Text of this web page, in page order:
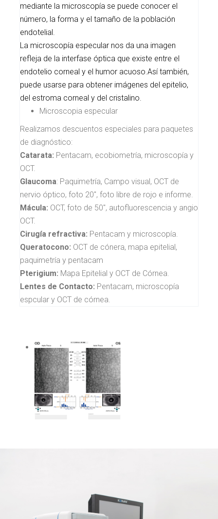
mediante la microscopía se puede conocer el
número, la forma y el tamaño de la población
endotelial.
La microscopía especular nos da una imagen
refleja de la interfase óptica que existe entre el
endotelio corneal y el humor acuoso.Así también,
puede usarse para obtener imágenes del epitelio,
del estroma corneal y del cristalino.
Microscopia especular
Realizamos descuentos especiales para paquetes
de diagnóstico:
Catarata: Pentacam, ecobiometría, microscopía y
OCT.
Glaucoma: Paquimetría, Campo visual, OCT de
nervio óptico, foto 20", foto libre de rojo e informe.
Mácula: OCT, foto de 50", autofluorescencia y angio
OCT.
Cirugía refractiva: Pentacam y microscopía.
Queratocono: OCT de cónera, mapa epitelial,
paquimetría y pentacam
Pterigium: Mapa Epitelial y OCT de Córnea.
Lentes de Contacto: Pentacam, microscopía
espcular y OCT de córnea.